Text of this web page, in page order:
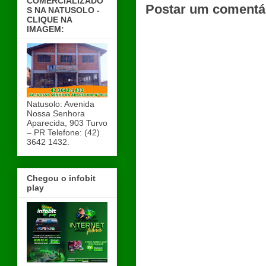
Postar um
S NA NATUSOLO -
CLIQUE NA
IMAGEM:
Natusolo: Avenida
Nossa Senhora
Aparecida, 903 Turvo
– PR Telefone: (42)
3642 1432.
Chegou o infobit
play